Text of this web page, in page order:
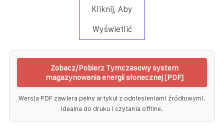
Kliknij, Aby
Wyświetlić
Zobacz/Pobierz Tymczasowy system
magazynowania energii słonecznej [PDF]
Wersja PDF zawiera pełny artykuł z odniesieniami źródłowymi.
Idealna do druku i czytania offline.